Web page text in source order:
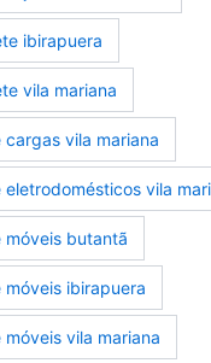
ibirapuera
vila mariana
vila mariana
vila
butantã
ibirapuera
vila mariana